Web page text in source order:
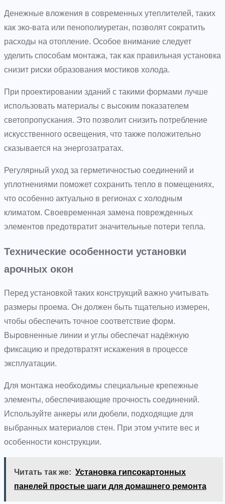
Денежные вложения в современных утеплителей, таких
как эко-вата или пенополиуретан, позволят сократить
расходы на отопление. Особое внимание следует
уделить способам монтажа, так как правильная установка
снизит риски образования мостиков холода.
При проектировании зданий с такими формами лучше
использовать материалы с высоким показателем
светопропускания. Это позволит снизить потребление
искусственного освещения, что также положительно
сказывается на энергозатратах.
Регулярный уход за герметичностью соединений и
уплотнениями поможет сохранить тепло в помещениях,
что особенно актуально в регионах с холодным
климатом. Своевременная замена поврежденных
элементов предотвратит значительные потери тепла.
Технические особенности установки
арочных окон
Перед установкой таких конструкций важно учитывать
размеры проема. Он должен быть тщательно измерен,
чтобы обеспечить точное соответствие форм.
Выровненные линии и углы обеспечат надёжную
фиксацию и предотвратят искажения в процессе
эксплуатации.
Для монтажа необходимы специальные крепежные
элементы, обеспечивающие прочность соединений.
Используйте анкеры или дюбели, подходящие для
выбранных материалов стен. При этом учтите вес и
особенности конструкции.
Читать так же: Установка гипсокартонных
панелей простые шаги для домашнего ремонта